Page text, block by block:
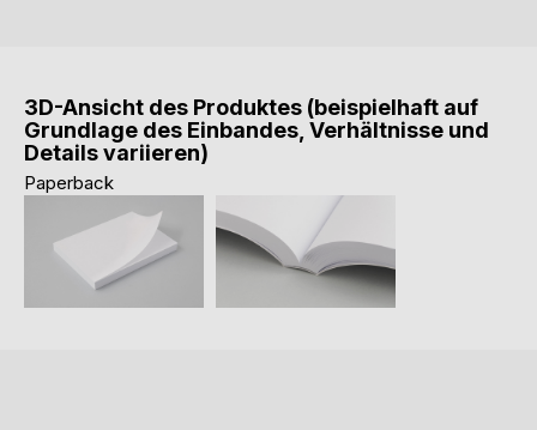
3D-Ansicht des Produktes (beispielhaft auf
Grundlage des Einbandes, Verhältnisse und
Details variieren)
Paperback